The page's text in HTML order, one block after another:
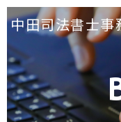
中田司法書士事